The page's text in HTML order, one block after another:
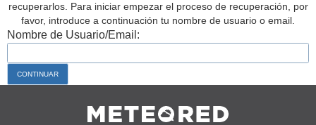
recuperarlos. Para iniciar empezar el proceso de recuperación, por
favor, introduce a continuación tu nombre de usuario o email.
Nombre de Usuario/Email: